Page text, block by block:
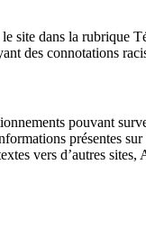
site dans la rubrique
des connotations
pouvant
présentes
vers d’autres